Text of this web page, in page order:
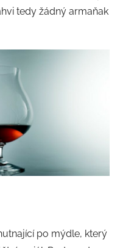
tedy žádný armaňak
po mýdle, který